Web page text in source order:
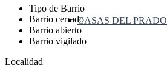
CASAS DEL PRADO
Tipo de Barrio
Barrio cerrado
Barrio abierto
Barrio vigilado
Localidad